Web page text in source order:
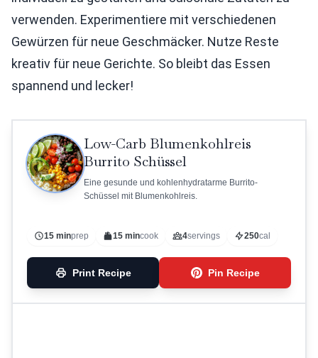
verwenden. Experimentiere mit verschiedenen
Gewürzen für neue Geschmäcker. Nutze Reste
kreativ für neue Gerichte. So bleibt das Essen
spannend und lecker!
Low-Carb Blumenkohlreis
Burrito Schüssel
Eine gesunde und kohlenhydratarme Burrito-
Schüssel mit Blumenkohlreis.
15 minprep 15 mincook 4servings 250cal
Print Recipe Pin Recipe